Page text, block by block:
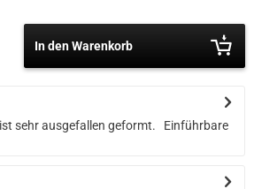
In den Warenkorb
ist sehr ausgefallen geformt. Einführbare